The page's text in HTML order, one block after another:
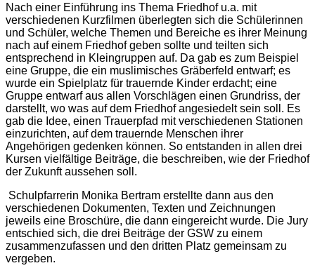
Nach einer Einführung ins Thema Friedhof u.a. mit
verschiedenen Kurzfilmen überlegten sich die Schülerinnen
und Schüler, welche Themen und Bereiche es ihrer Meinung
nach auf einem Friedhof geben sollte und teilten sich
entsprechend in Kleingruppen auf. Da gab es zum Beispiel
eine Gruppe, die ein muslimisches Gräberfeld entwarf; es
wurde ein Spielplatz für trauernde Kinder erdacht; eine
Gruppe entwarf aus allen Vorschlägen einen Grundriss, der
darstellt, wo was auf dem Friedhof angesiedelt sein soll. Es
gab die Idee, einen Trauerpfad mit verschiedenen Stationen
einzurichten, auf dem trauernde Menschen ihrer
Angehörigen gedenken können. So entstanden in allen drei
Kursen vielfältige Beiträge, die beschreiben, wie der Friedhof
der Zukunft aussehen soll.
Schulpfarrerin Monika Bertram erstellte dann aus den
verschiedenen Dokumenten, Texten und Zeichnungen
jeweils eine Broschüre, die dann eingereicht wurde. Die Jury
entschied sich, die drei Beiträge der GSW zu einem
zusammenzufassen und den dritten Platz gemeinsam zu
vergeben.